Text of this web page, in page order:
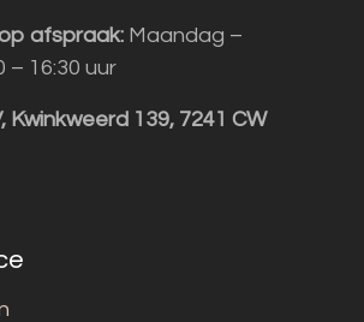
afspraak: Maandag –
– 16:30 uur
Kwinkweerd 139, 7241 CW